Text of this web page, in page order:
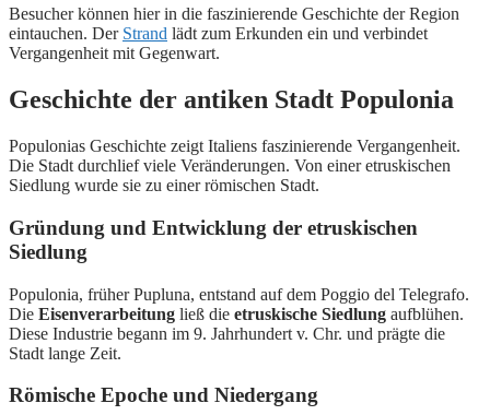
Besucher können hier in die faszinierende Geschichte der Region
eintauchen. Der Strand lädt zum Erkunden ein und verbindet
Vergangenheit mit Gegenwart.
Geschichte der antiken Stadt Populonia
Populonias Geschichte zeigt Italiens faszinierende Vergangenheit.
Die Stadt durchlief viele Veränderungen. Von einer etruskischen
Siedlung wurde sie zu einer römischen Stadt.
Gründung und Entwicklung der etruskischen
Siedlung
Populonia, früher Pupluna, entstand auf dem Poggio del Telegrafo.
Die Eisenverarbeitung ließ die etruskische Siedlung aufblühen.
Diese Industrie begann im 9. Jahrhundert v. Chr. und prägte die
Stadt lange Zeit.
Römische Epoche und Niedergang